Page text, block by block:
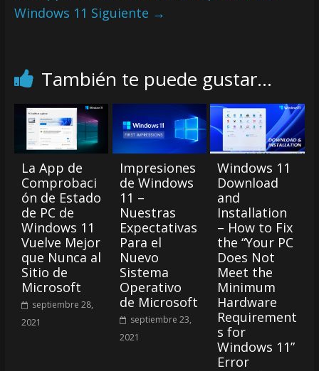
Windows 11 Siguiente →
También te puede gustar...
La App de
Comprobaci
ón de Estado
de PC de
Windows 11
Vuelve Mejor
que Nunca al
Sitio de
Microsoft
septiembre 28,
2021
Impresiones
de Windows
11 –
Nuestras
Expectativas
Para el
Nuevo
Sistema
Operativo
de Microsoft
septiembre 23,
2021
Windows 11
Download
and
Installation
– How to Fix
the “Your PC
Does Not
Meet the
Minimum
Hardware
Requirement
s for
Windows 11”
Error